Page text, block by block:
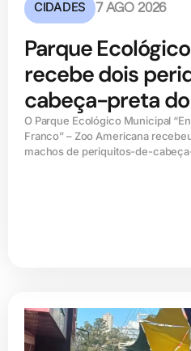
CIDADES 7 AGO 2026
Parque
recebe dois
cabeça-preta do
O Parque Ecológico Municipal
Franco” – Zoo Americana
machos de periquitos-de-